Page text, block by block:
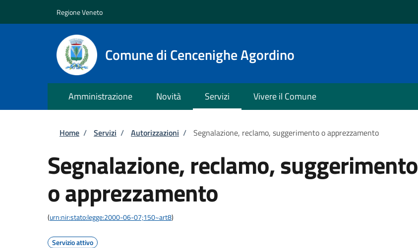
Regione Veneto
Comune di Cencenighe Agordino
Amministrazione Novità Servizi Vivere il Comune
Briciole di pane
Home / Servizi / Autorizzazioni / Segnalazione, reclamo, suggerimento o apprezzamento
Segnalazione, reclamo, suggerimento
o apprezzamento
(urn:nir:stato:legge:2000-06-07;150~art8)
Servizio attivo